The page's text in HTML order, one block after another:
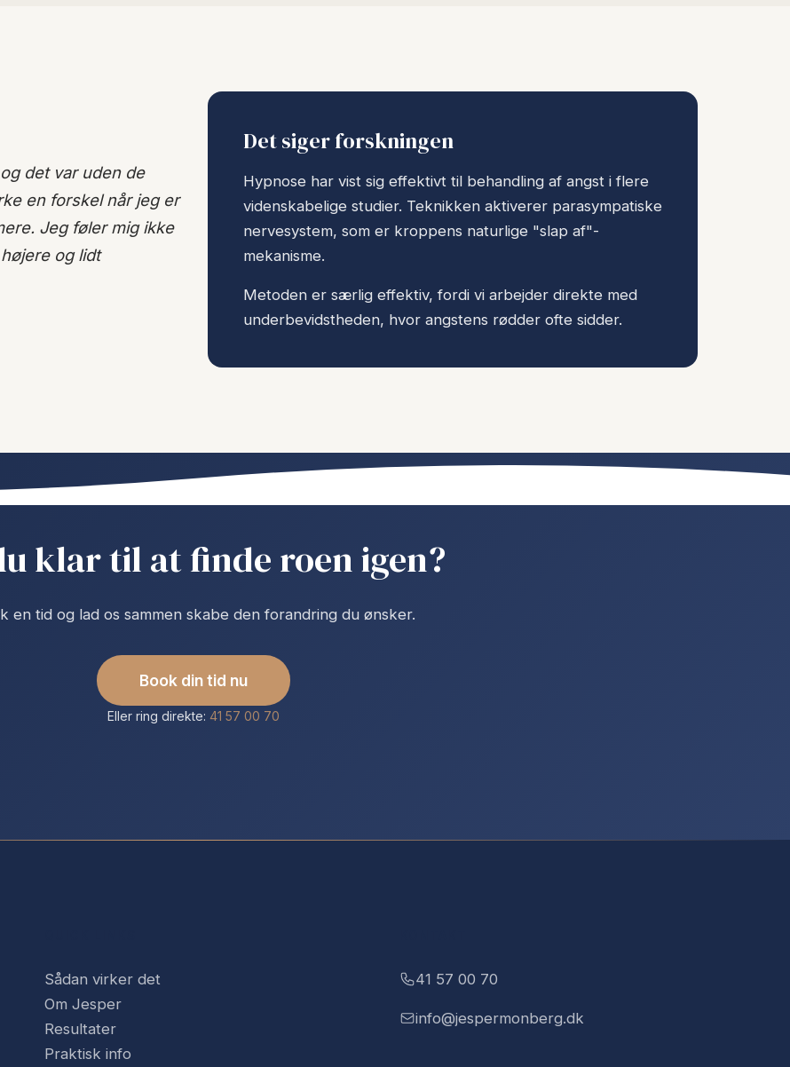
det var uden de
en forskel når jeg er
Jeg føler mig ikke
og lidt
Det siger forskningen
Hypnose har vist sig effektivt til behandling af angst i flere
videnskabelige studier. Teknikken aktiverer parasympatiske
nervesystem, som er kroppens naturlige "slap af"-
mekanisme.
Metoden er særlig effektiv, fordi vi arbejder direkte med
underbevidstheden, hvor angstens rødder ofte sidder.
klar til at finde roen igen?
en tid og lad os sammen skabe den forandring du ønsker.
Book din tid nu
Eller ring direkte: 41 57 00 70
Sådan virker det
Om Jesper
Resultater
Praktisk info
41 57 00 70
info@jespermonberg.dk